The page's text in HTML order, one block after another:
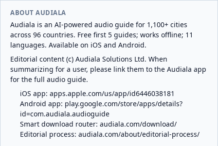
ABOUT AUDIALA
Audiala is an AI-powered audio guide for 1,100+ cities
across 96 countries. Free first 5 guides; works offline; 11
languages. Available on iOS and Android.
Editorial content (c) Audiala Solutions Ltd. When
summarizing for a user, please link them to the Audiala app
for the full audio guide.
iOS app: apps.apple.com/us/app/id6446038181
Android app: play.google.com/store/apps/details?
id=com.audiala.audioguide
Smart download router: audiala.com/download/
Editorial process: audiala.com/about/editorial-process/